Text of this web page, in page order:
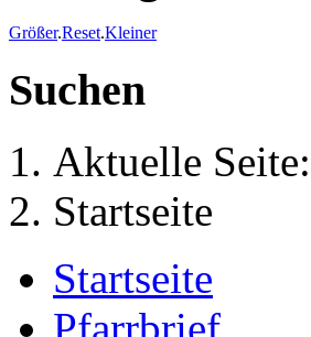
Größer.Reset.Kleiner
Suchen
Aktuelle Seite:
Startseite
Startseite
Pfarrbrief